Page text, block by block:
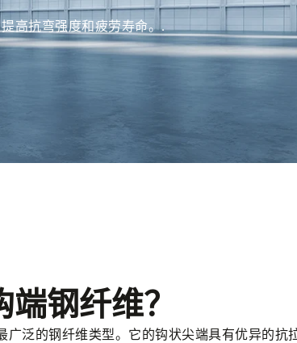
高抗弯强度和疲劳寿命。.
钢纤维？
广泛的钢纤维类型。它的钩状尖端具有优异的抗